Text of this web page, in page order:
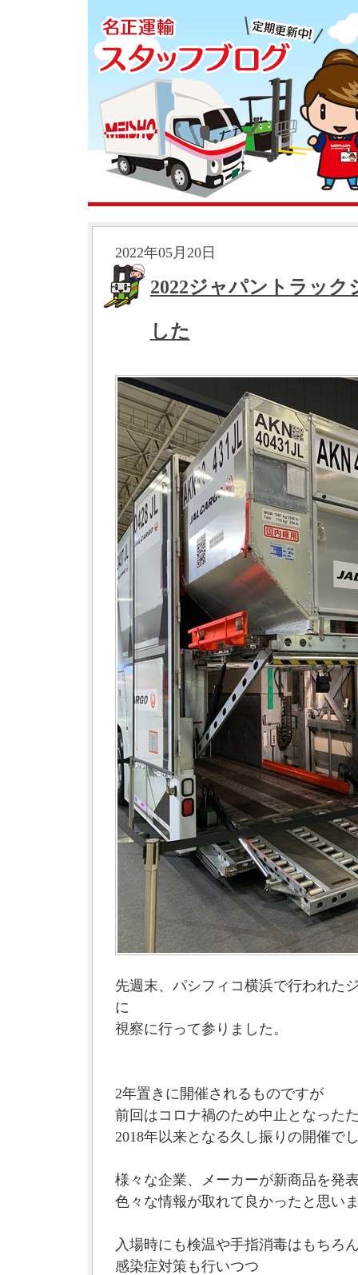
2022年05月20日
2022ジャパントラック
した
先週末、パシフィコ横浜で行われた
に
視察に行って参りました。
2年置きに開催されるものですが
前回はコロナ禍のため中止となった
2018年以来となる久し振りの開催で
様々な企業、メーカーが新商品を発
色々な情報が取れて良かったと思い
入場時にも検温や手指消毒はもちろ
感染症対策も行いつつ